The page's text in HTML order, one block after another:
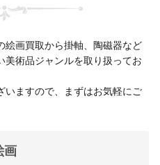
絵画買取から掛軸、陶磁器など
美術品ジャンルを取り扱ってお
いますので、まずはお気軽にご
画